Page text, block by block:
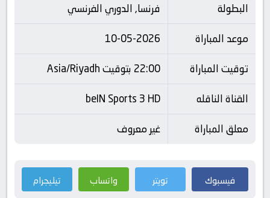
البطولة
فرنسا, الدوري الفرنسي
موعد المباراة
10-05-2026
توقيت المباراة
22:00 بتوقيت Asia/Riyadh
القناة الناقله
beIN Sports 3 HD
معلق المباراة
غير معروف
فيسبوك تويتر واتساب تيليجرام